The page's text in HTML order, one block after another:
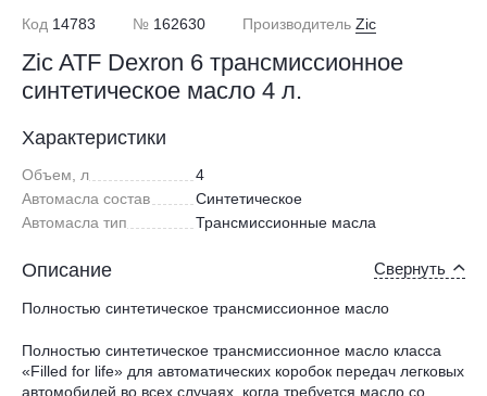
Код 14783 № 162630 Производитель Zic
Zic ATF Dexron 6 трансмиссионное
синтетическое масло 4 л.
Характеристики
Объем, л
4
Автомасла состав
Синтетическое
Автомасла тип
Трансмиссионные масла
Описание Свернуть
Полностью синтетическое трансмиссионное масло
Полностью синтетическое трансмисcионное масло класса
«Filled for life» для автоматических коробок передач легковых
автомобилей во всех случаях, когда требуется масло со